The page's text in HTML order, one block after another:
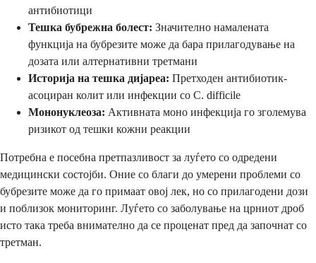
антибиотици
Тешка бубрежна болест: Значително намалената
функција на бубрезите може да бара прилагодување на
дозата или алтернативни третмани
Историја на тешка дијареа: Претходен антибиотик-
асоциран колит или инфекции со C. difficile
Мононуклеоза: Активната моно инфекција го зголемува
ризикот од тешки кожни реакции
Потребна е посебна претпазливост за луѓето со одредени
медицински состојби. Оние со благи до умерени проблеми со
бубрезите може да го примаат овој лек, но со прилагодени дози
и поблизок мониторинг. Луѓето со заболување на црниот дроб
исто така треба внимателно да се проценат пред да започнат со
третман.